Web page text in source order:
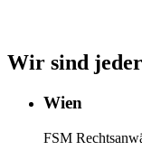
Wir sind
Wien
FSM